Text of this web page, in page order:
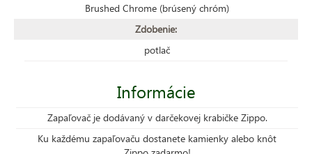
Brushed Chrome (brúsený chróm)
Zdobenie:
potlač
Informácie
Zapaľovač je dodávaný v darčekovej krabičke Zippo.
Ku každému zapaľovaču dostanete kamienky alebo knôt